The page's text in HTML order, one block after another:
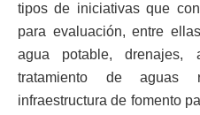
tipos de iniciativas que
para evaluación, entre
agua potable, drenajes,
tratamiento de aguas
infraestructura de fomento